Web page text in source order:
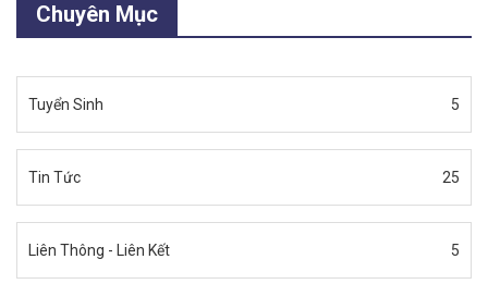
Chuyên Mục
Tuyển Sinh 5
Tin Tức 25
Liên Thông - Liên Kết 5